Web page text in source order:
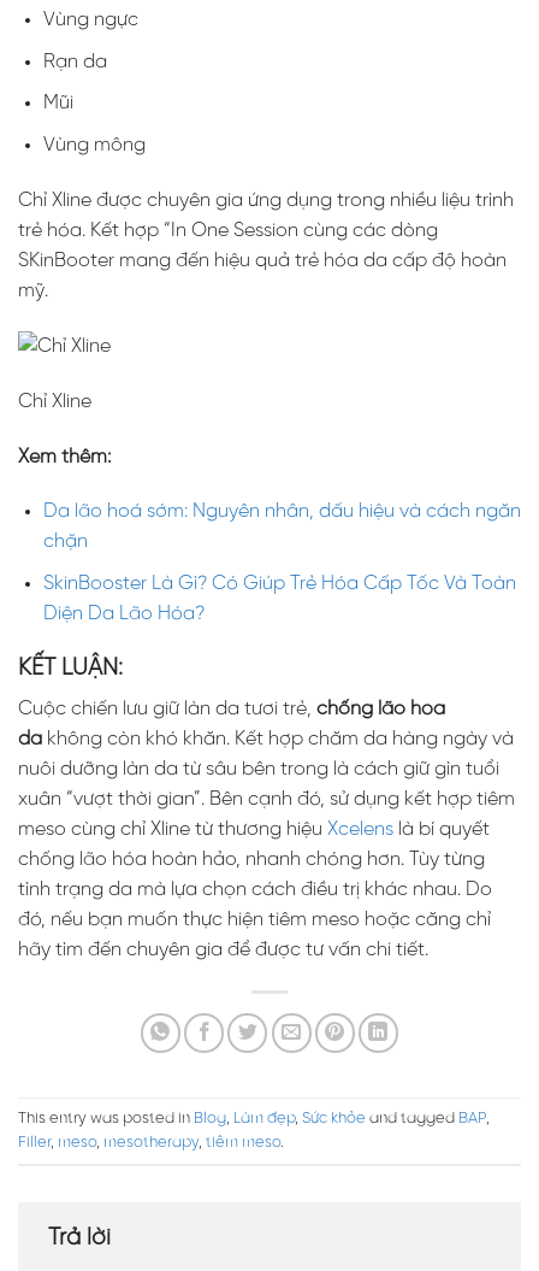
Vùng ngực
Rạn da
Mũi
Vùng mông
Chỉ Xline được chuyên gia ứng dụng trong nhiều liệu trình
trẻ hóa. Kết hợp “In One Session cùng các dòng
SKinBooter mang đến hiệu quả trẻ hóa da cấp độ hoàn
mỹ.
Chỉ Xline
Xem thêm:
Da lão hoá sớm: Nguyên nhân, dấu hiệu và cách ngăn
chặn
SkinBooster Là Gì? Có Giúp Trẻ Hóa Cấp Tốc Và Toàn
Diện Da Lão Hóa?
KẾT LUẬN:
Cuộc chiến lưu giữ làn da tươi trẻ, chống lão hóa
da không còn khó khăn. Kết hợp chăm da hàng ngày và
nuôi dưỡng làn da từ sâu bên trong là cách giữ gìn tuổi
xuân “vượt thời gian”. Bên cạnh đó, sử dụng kết hợp tiêm
meso cùng chỉ Xline từ thương hiệu Xcelens là bí quyết
chống lão hóa hoàn hảo, nhanh chóng hơn. Tùy từng
tình trạng da mà lựa chọn cách điều trị khác nhau. Do
đó, nếu bạn muốn thực hiện tiêm meso hoặc căng chỉ
hãy tìm đến chuyên gia để được tư vấn chi tiết.
This entry was posted in Blog, Làm đẹp, Sức khỏe and tagged BAP,
Filler, meso, mesotherapy, tiêm meso.
Trả lời